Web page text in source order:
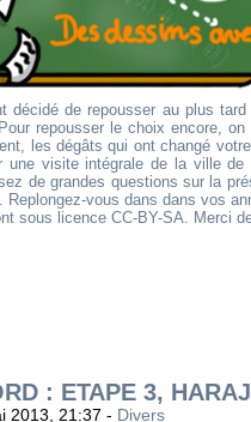
décidé de repousser au plus
repousser le choix encore,
les dégâts qui ont changé
une visite intégrale de la ville
de grandes questions sur la
vous dans dans vos
sous licence CC-BY-SA. Merci
: ETAPE 3,
2013, 21:37 - Divers